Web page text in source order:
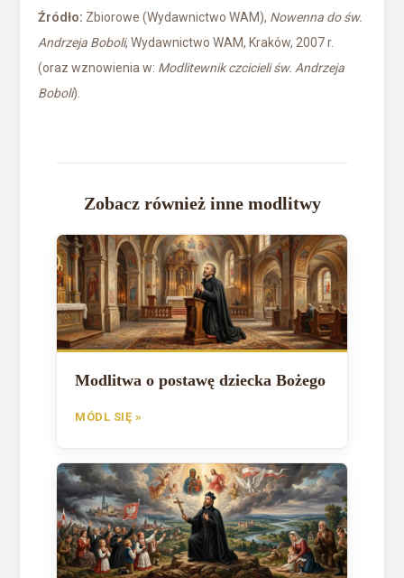
Źródło: Zbiorowe (Wydawnictwo WAM), Nowenna do św.
Andrzeja Boboli, Wydawnictwo WAM, Kraków, 2007 r.
(oraz wznowienia w: Modlitewnik czcicieli św. Andrzeja
Boboli).
Zobacz również inne modlitwy
Modlitwa o postawę dziecka Bożego
MÓDL SIĘ »